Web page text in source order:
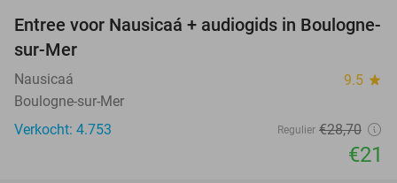
27%
Entree voor Nausicaá + audiogids in Boulogne-
sur-Mer
Nausicaá 9.5 star
Boulogne-sur-Mer
Verkocht: 4.753
Regulier €28,70
€21